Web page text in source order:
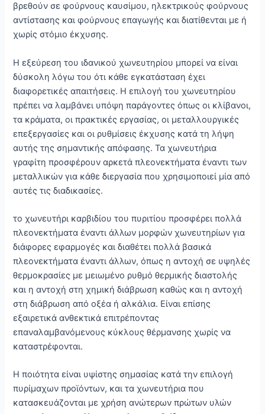
βρεθούν σε φούρνους καυσίμου, ηλεκτρικούς φούρνους
αντίστασης και φούρνους επαγωγής και διατίθενται με ή
χωρίς στόμιο έκχυσης.
Η εξεύρεση του ιδανικού χωνευτηρίου μπορεί να είναι
δύσκολη λόγω του ότι κάθε εγκατάσταση έχει
διαφορετικές απαιτήσεις. Η επιλογή του χωνευτηρίου
πρέπει να λαμβάνει υπόψη παράγοντες όπως οι κλίβανοι,
τα κράματα, οι πρακτικές εργασίας, οι μεταλλουργικές
επεξεργασίες και οι ρυθμίσεις έκχυσης κατά τη λήψη
αυτής της σημαντικής απόφασης. Τα χωνευτήρια
γραφίτη προσφέρουν αρκετά πλεονεκτήματα έναντι των
μεταλλικών για κάθε διεργασία που χρησιμοποιεί μία από
αυτές τις διαδικασίες.
το χωνευτήρι καρβιδίου του πυριτίου προσφέρει πολλά
πλεονεκτήματα έναντι άλλων μορφών χωνευτηρίων για
διάφορες εφαρμογές και διαθέτει πολλά βασικά
πλεονεκτήματα έναντι άλλων, όπως η αντοχή σε υψηλές
θερμοκρασίες με μειωμένο ρυθμό θερμικής διαστολής
και η αντοχή στη χημική διάβρωση καθώς και η αντοχή
στη διάβρωση από οξέα ή αλκάλια. Είναι επίσης
εξαιρετικά ανθεκτικά επιτρέποντας
επαναλαμβανόμενους κύκλους θέρμανσης χωρίς να
καταστρέφονται.
Η ποιότητα είναι υψίστης σημασίας κατά την επιλογή
πυρίμαχων προϊόντων, και τα χωνευτήρια που
κατασκευάζονται με χρήση ανώτερων πρώτων υλών